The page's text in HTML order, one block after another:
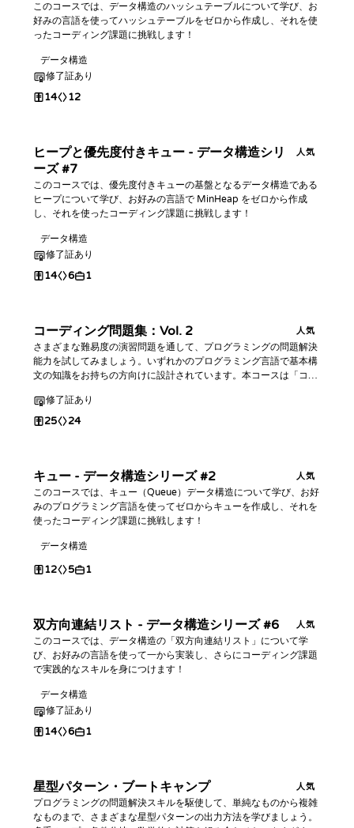
このコースでは、データ構造のハッシュテーブルについて学び、お
好みの言語を使ってハッシュテーブルをゼロから作成し、それを使
ったコーディング課題に挑戦します！
データ構造
修了証あり
14 12
ヒープと優先度付きキュー - データ構造シリ
ーズ #7
人気
このコースでは、優先度付きキューの基盤となるデータ構造である
ヒープについて学び、お好みの言語で MinHeap をゼロから作成
し、それを使ったコーディング課題に挑戦します！
データ構造
修了証あり
14 6 1
コーディング問題集：Vol. 2 人気
さまざまな難易度の演習問題を通して、プログラミングの問題解決
能力を試してみましょう。いずれかのプログラミング言語で基本構
文の知識をお持ちの方向けに設計されています。本コースは「コー
修了証あり
25 24
キュー - データ構造シリーズ #2 人気
このコースでは、キュー（Queue）データ構造について学び、お好
みのプログラミング言語を使ってゼロからキューを作成し、それを
使ったコーディング課題に挑戦します！
データ構造
12 5 1
双方向連結リスト - データ構造シリーズ #6 人気
このコースでは、データ構造の「双方向連結リスト」について学
び、お好みの言語を使って一から実装し、さらにコーディング課題
で実践的なスキルを身につけます！
データ構造
修了証あり
14 6 1
星型パターン・ブートキャンプ 人気
プログラミングの問題解決スキルを駆使して、単純なものから複雑
なものまで、さまざまな星型パターンの出力方法を学びましょう。